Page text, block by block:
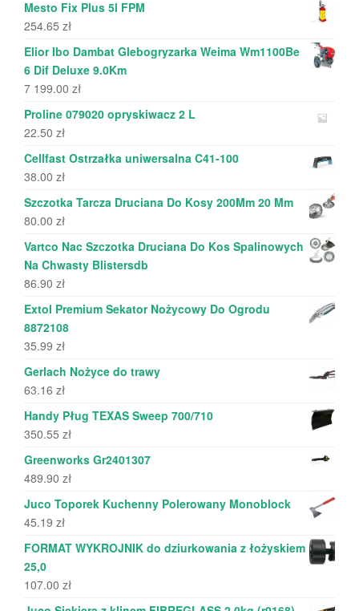
Mesto Fix Plus 5l FPM
254.65 zł
Elior Ibo Dambat Glebogryzarka Weima Wm1100Be
6 Dif Deluxe 9.0Km
7 199.00 zł
Proline 079020 opryskiwacz 2 L
22.50 zł
Cellfast Ostrzałka uniwersalna C41-100
38.00 zł
Szczotka Tarcza Druciana Do Kosy 200Mm 20 Mm
80.00 zł
Vartco Nac Szczotka Druciana Do Kos Spalinowych
Na Chwasty Blistersdb
86.90 zł
Extol Premium Sekator Nożycowy Do Ogrodu
8872108
35.99 zł
Gerlach Nożyce do trawy
63.16 zł
Handy Pług TEXAS Sweep 700/710
350.55 zł
Greenworks Gr2401307
489.90 zł
Juco Toporek Kuchenny Polerowany Monoblock
45.19 zł
FORMAT WYKROJNIK do dziurkowania z łożyskiem
25,0
107.00 zł